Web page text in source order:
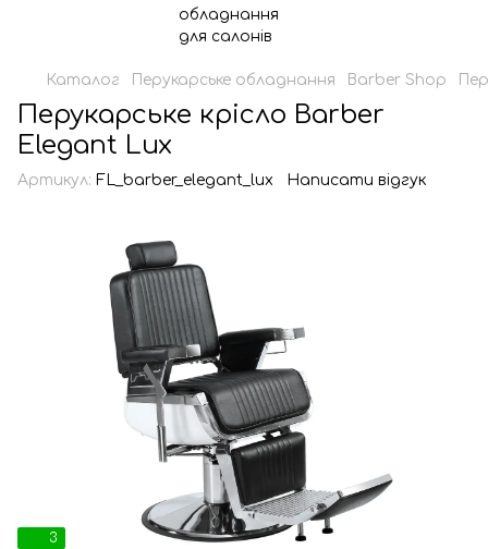
Каталог Перукарське обладнання Barber Shop
Перукарське крісло Barber
Elegant Lux
Артикул: FL_barber_elegant_lux Написати відгук
3